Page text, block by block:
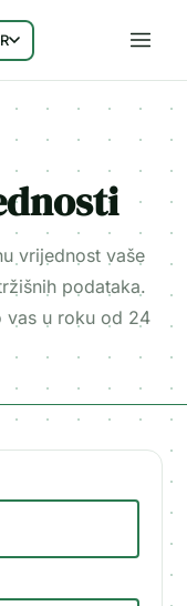
vrijednost vaše
podataka.
vas u roku od 24